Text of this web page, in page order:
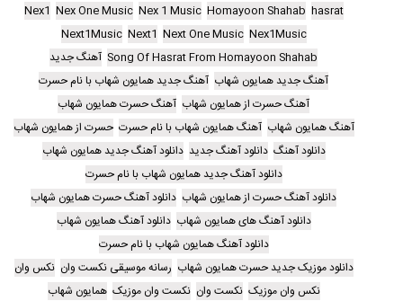
hasrat
Homayoon Shahab
Nex 1 Music
Nex One Music
Nex1
Nex1Music
Next One Music
Next1
Next1Music
Song Of Hasrat From Homayoon Shahab آهنگ جدید
آهنگ جدید همایون شهاب آهنگ جدید همایون شهاب با نام حسرت
آهنگ حسرت از همایون شهاب آهنگ حسرت همایون شهاب
آهنگ همایون شهاب آهنگ همایون شهاب با نام حسرت حسرت از همایون شهاب
دانلود آهنگ دانلود آهنگ جدید دانلود آهنگ جدید همایون شهاب
دانلود آهنگ جدید همایون شهاب با نام حسرت
دانلود آهنگ حسرت از همایون شهاب دانلود آهنگ حسرت همایون شهاب
دانلود آهنگ های همایون شهاب دانلود آهنگ همایون شهاب
دانلود آهنگ همایون شهاب با نام حسرت
دانلود موزیک جدید حسرت همایون شهاب رسانه موسیقی نکست وان نکس وان
نکس وان موزیک نکست وان نکست وان موزیک همایون شهاب